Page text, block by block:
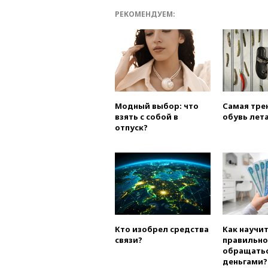
РЕКОМЕНДУЕМ:
Модный выбор: что
взять с собой в
отпуск?
Самая
обувь
Кто изобрел средства
связи?
Как
правильно
деньгами?